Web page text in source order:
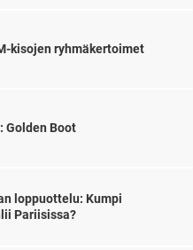
kisojen ryhmäkertoimet
Golden Boot
loppuottelu: Kumpi
Pariisissa?